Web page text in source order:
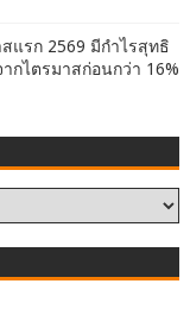
แรก 2569 มีกำไรสุทธิ
กไตรมาสก่อนกว่า 16%